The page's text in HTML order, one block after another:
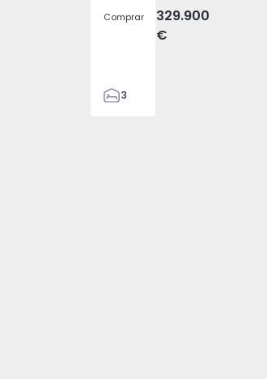
Comprar
329.900
€
3